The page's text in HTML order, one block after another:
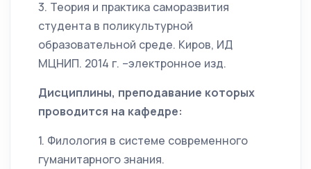
3. Теория и практика саморазвития
студента в поликультурной
образовательной среде. Киров, ИД
МЦНИП. 2014 г. –электронное изд.
Дисциплины, преподавание которых
проводится на кафедре:
1. Филология в системе современного
гуманитарного знания.